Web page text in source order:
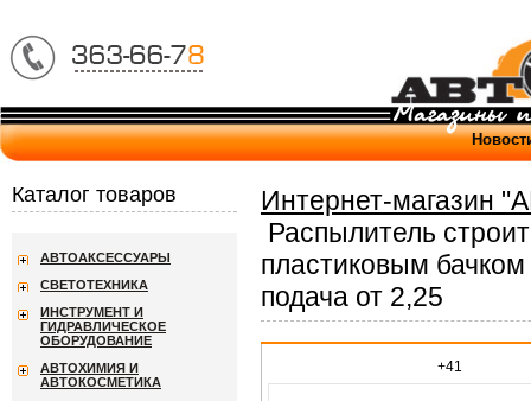
Интернет-магазин
Распылитель
пластиковым
подача от 2,25
+41
Каталог товаров
АВТОАКСЕССУАРЫ
СВЕТОТЕХНИКА
ИНСТРУМЕНТ И
ГИДРАВЛИЧЕСКОЕ
ОБОРУДОВАНИЕ
АВТОХИМИЯ И
АВТОКОСМЕТИКА